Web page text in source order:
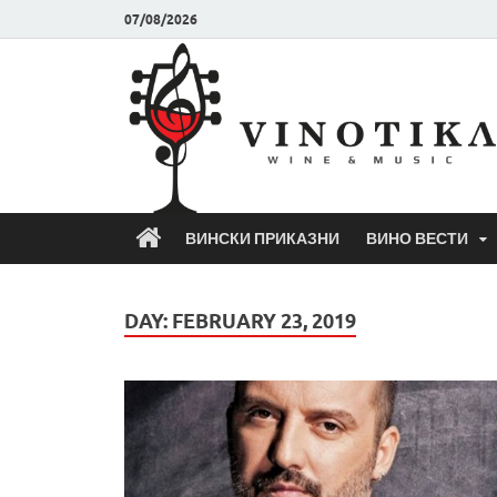
07/08/2026
ВИНСКИ ПРИКАЗНИ ВИНО ВЕСТИ
DAY: FEBRUARY 23, 2019